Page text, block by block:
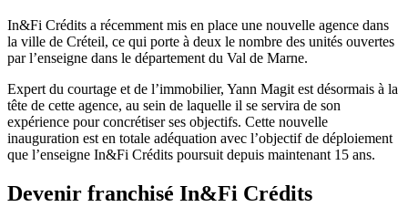
In&Fi Crédits a récemment mis en place une nouvelle agence dans
la ville de Créteil, ce qui porte à deux le nombre des unités ouvertes
par l’enseigne dans le département du Val de Marne.
Expert du courtage et de l’immobilier, Yann Magit est désormais à la
tête de cette agence, au sein de laquelle il se servira de son
expérience pour concrétiser ses objectifs. Cette nouvelle
inauguration est en totale adéquation avec l’objectif de déploiement
que l’enseigne In&Fi Crédits poursuit depuis maintenant 15 ans.
Devenir franchisé In&Fi Crédits